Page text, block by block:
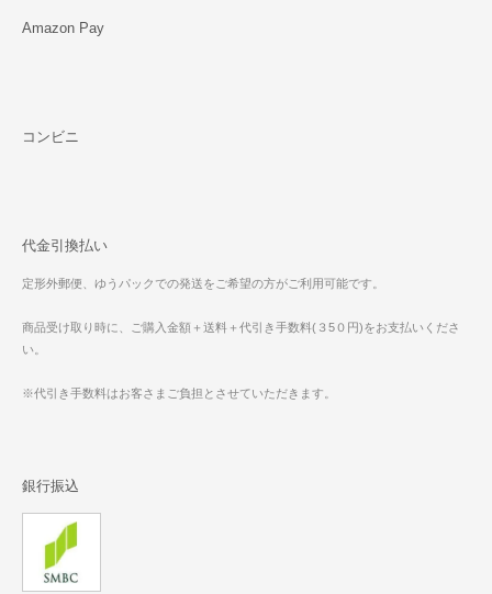
Amazon Pay
コンビニ
代金引換払い
定形外郵便、ゆうパックでの発送をご希望の方がご利用可能です。
商品受け取り時に、ご購入金額＋送料＋代引き手数料(３5０円)をお支払いくださ
い。
※代引き手数料はお客さまご負担とさせていただきます。
銀行振込